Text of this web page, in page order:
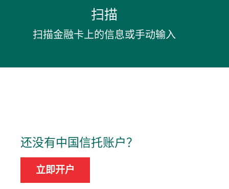
扫描
扫描金融卡上的信息或手动输入
还没有中国信托账户？
立即开户